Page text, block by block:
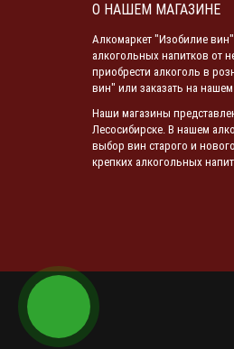
О НАШЕМ МАГАЗИНЕ
Алкомаркет "Изобилие
алкогольных напитков от
приобрести алкоголь в
вин" или заказать на нашем
Наши магазины
Лесосибирске. В нашем
выбор вин старого и
крепких алкогольных